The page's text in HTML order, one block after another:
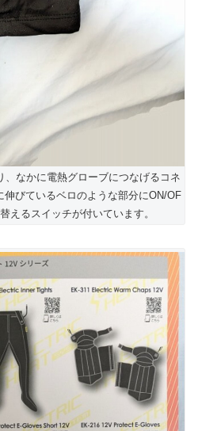
、なかに電熱グローブにつなげるコネ
びているベロのような部分にON/OF
えるスイッチが付いています。